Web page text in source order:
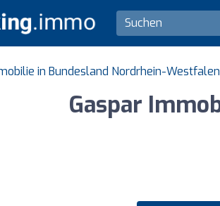
in Bundesland Nordrhein-Westfalen
Gaspar